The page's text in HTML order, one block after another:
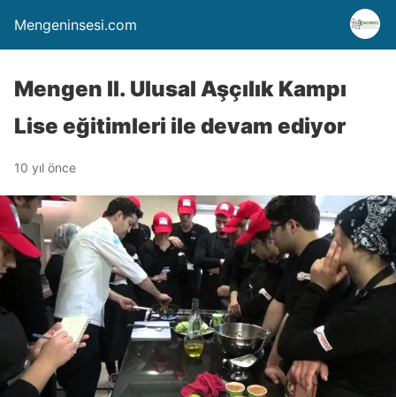
Mengeninsesi.com
Mengen II. Ulusal Aşçılık Kampı
Lise eğitimleri ile devam ediyor
10 yıl önce